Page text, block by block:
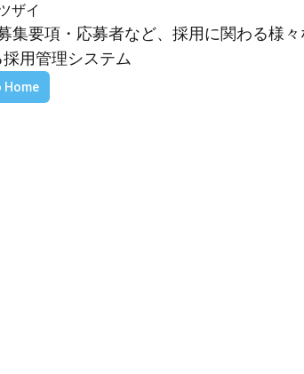
ザイ
要項・応募者など、採用に関わる様
用管理システム
Home